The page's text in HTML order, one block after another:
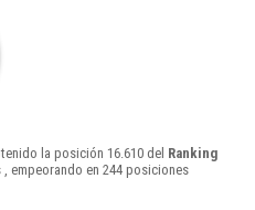
la posición 16.610 del Ranking
, empeorando en 244 posiciones